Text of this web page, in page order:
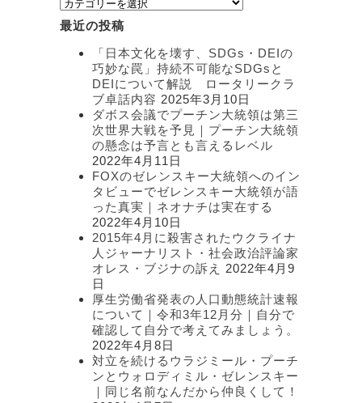
テ
ゴ
最近の投稿
「日本文化を壊す、SDGs・DEIの
巧妙な罠」持続不可能なSDGsと
DEIについて解説 ロータリークラ
ブ卓話内容 2025年3月10日
ダボス会議でプーチン大統領は第三
次世界大戦を予見｜プーチン大統領
の懸念は予言とも言えるレベル
2022年4月11日
FOXのゼレンスキー大統領へのイン
タビューでゼレンスキー大統領が語
った真実｜ネオナチは実在する
2022年4月10日
2015年4月に殺害されたウクライナ
人ジャーナリスト・社会政治評論家
オレス・ブジナの訴え
2022年4月9
日
厚生労働省発表の人口動態統計速報
について｜令和3年12月分｜自分で
確認して自分で考えてみましょう。
2022年4月8日
対立を続けるウラジミール・プーチ
ンとウォロディミル・ゼレンスキー
｜同じ名前なんだから仲良くして！